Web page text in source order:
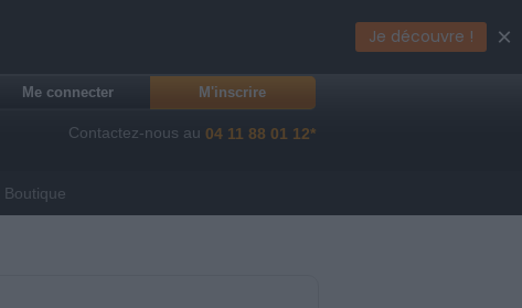
Me connecter M'inscrire
Contactez-nous au 04 11 88 01 12*
Boutique
Je découvre ! ×